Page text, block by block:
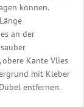
können.
an der
Kante Vlies
mit Kleber
entfernen.